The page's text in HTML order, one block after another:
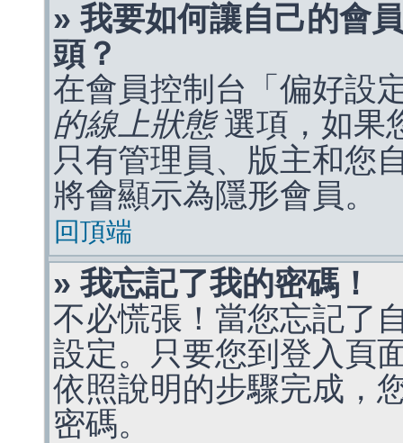
» 我要如何讓自己的會
頭？
在會員控制台「偏好設
的線上狀態選項，如果
只有管理員、版主和您
將會顯示為隱形會員。
回頂端
» 我忘記了我的密碼！
不必慌張！當您忘記了
設定。只要您到登入頁
依照說明的步驟完成，
密碼。